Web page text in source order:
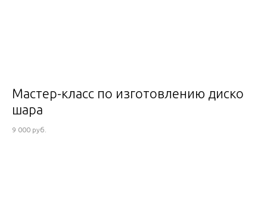
Мастер-класс по изготовлению диско
шара
9 000 руб.